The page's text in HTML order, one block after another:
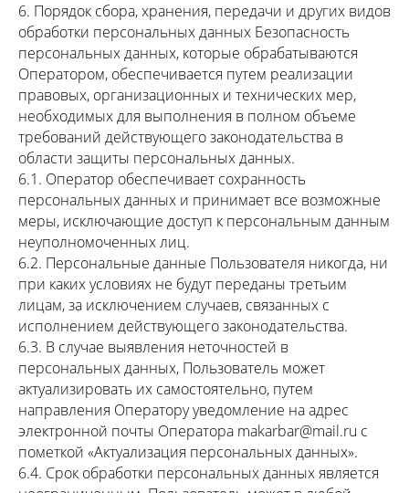
6. Порядок сбора, хранения, передачи и других видов
обработки персональных данных Безопасность
персональных данных, которые обрабатываются
Оператором, обеспечивается путем реализации
правовых, организационных и технических мер,
необходимых для выполнения в полном объеме
требований действующего законодательства в
области защиты персональных данных.
6.1. Оператор обеспечивает сохранность
персональных данных и принимает все возможные
меры, исключающие доступ к персональным данным
неуполномоченных лиц.
6.2. Персональные данные Пользователя никогда, ни
при каких условиях не будут переданы третьим
лицам, за исключением случаев, связанных с
исполнением действующего законодательства.
6.3. В случае выявления неточностей в
персональных данных, Пользователь может
актуализировать их самостоятельно, путем
направления Оператору уведомление на адрес
электронной почты Оператора makarbar@mail.ru с
пометкой «Актуализация персональных данных».
6.4. Срок обработки персональных данных является